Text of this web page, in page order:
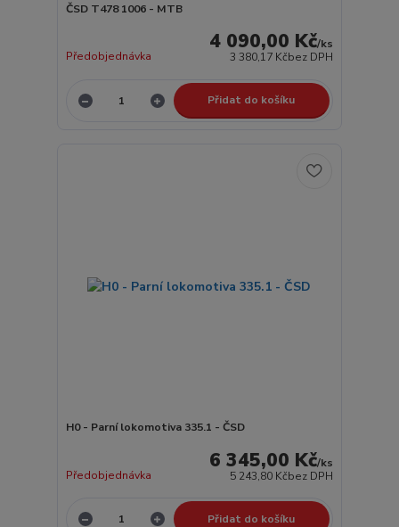
ČSD T478 1006 - MTB
4 090,00 Kč/ks
3 380,17 Kčbez DPH
Předobjednávka
Přidat do košíku
H0 - Parní lokomotiva 335.1 - ČSD
6 345,00 Kč/ks
5 243,80 Kčbez DPH
Předobjednávka
Přidat do košíku